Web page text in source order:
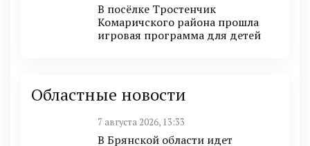
В посёлке Тростенчик
Комаричского района прошла
игровая программа для детей
Областные новости
7 августа 2026, 13:33
В Брянской области идет